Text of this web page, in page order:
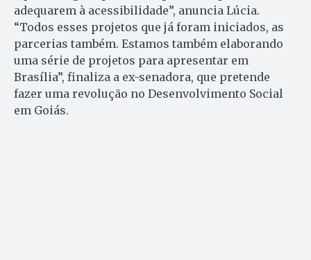
adequarem à acessibilidade”, anuncia Lúcia.
“Todos esses projetos que já foram iniciados, as
parcerias também. Estamos também elaborando
uma série de projetos para apresentar em
Brasília”, finaliza a ex-senadora, que pretende
fazer uma revolução no Desenvolvimento Social
em Goiás.